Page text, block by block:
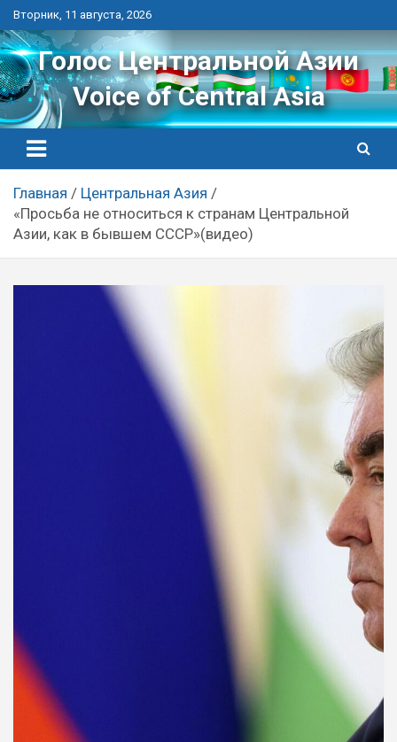
Перейти
к
контенту
Вторник, 11 августа, 2026
Голос Центральной Азии
Voice of Central Asia
Главная
Центральная Азия
«Просьба не относиться к странам Центральной
Азии, как в бывшем СССР»(видео)